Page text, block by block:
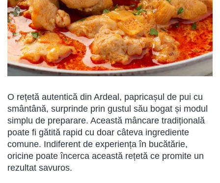
O rețetă autentică din Ardeal, papricașul de pui cu
smântână, surprinde prin gustul său bogat și modul
simplu de preparare. Această mâncare tradițională
poate fi gătită rapid cu doar câteva ingrediente
comune. Indiferent de experiența în bucătărie,
oricine poate încerca această rețetă ce promite un
rezultat savuros.